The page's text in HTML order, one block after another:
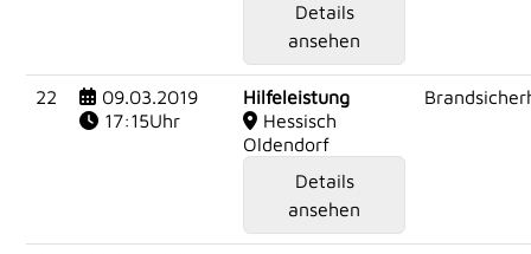
Details
ansehen
22
09.03.2019
17:15Uhr
Hilfeleistung
Hessisch
Oldendorf
Details
ansehen